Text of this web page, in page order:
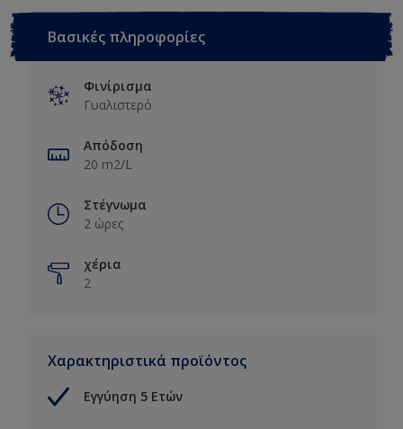
Βασικές πληροφορίες
Φινίρισμα
Γυαλιστερό
Απόδοση
20 m2/L
Στέγνωμα
2 ώρες
χέρια
2
Χαρακτηριστικά προϊόντος
Εγγύηση 5 Ετών